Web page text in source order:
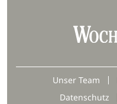
Unser Team
Datenschutz